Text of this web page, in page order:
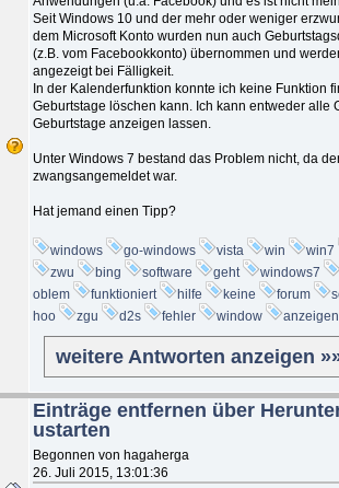
Seit Windows 10 und der mehr oder weniger
dem Microsoft Konto wurden nun auch
(z.B. vom Facebookkonto) übernommen und
angezeigt bei Fälligkeit.
In der Kalenderfunktion konnte ich keine Funktion
Geburtstage löschen kann. Ich kann entweder alle
Geburtstage anzeigen lassen.
Unter Windows 7 bestand das Problem nicht, da
zwangsangemeldet war.
Hat jemand einen Tipp?
windows go-windows vista win win7
zwu
bing software geht windows7
oblem
funktioniert hilfe keine forum
hoo
zgu d2s fehler window anzeigen
weitere Antworten anzeigen
Einträge entfernen über
ustarten
Begonnen von hagaherga
26. Juli 2015, 13:01:36